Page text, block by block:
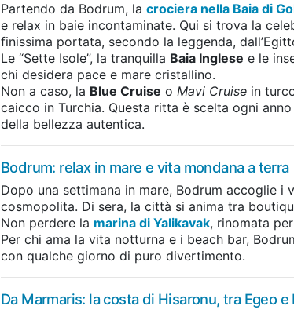
Partendo da Bodrum, la crociera nella Baia di
e relax in baie incontaminate. Qui si trova la
finissima portata, secondo la leggenda,
Le “Sette Isole”, la tranquilla Baia Inglese e le
chi desidera pace e mare cristallino.
Non a caso, la Blue Cruise o Mavi Cruise in
caicco in Turchia. Questa ritta è scelta ogni
della bellezza autentica.
Bodrum: relax in mare e vita mondana a terra
Dopo una settimana in mare, Bodrum accoglie
cosmopolita. Di sera, la città si anima tra
Non perdere la marina di Yalikavak, rinomata
Per chi ama la vita notturna e i beach bar,
con qualche giorno di puro divertimento.
Da Marmaris: la costa di Hisaronu, tra Egeo